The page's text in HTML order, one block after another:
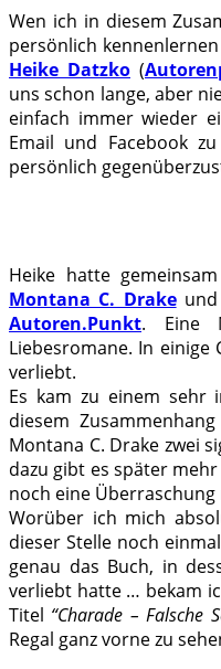
Wen ich in diesem
persönlich
Heike Datzko (
uns schon lange, aber
einfach immer wieder
Email und Facebook
persönlich
Heike hatte
Montana C. Drake
Autoren.Punkt. Eine
Liebesromane. In einige
verliebt.
Es kam zu einem sehr
diesem
Montana C. Drake zwei
dazu gibt es später
noch eine
Worüber ich mich
dieser Stelle noch
genau das Buch, in
verliebt hatte … bekam
Titel “Charade – Falsche
Regal ganz vorne zu